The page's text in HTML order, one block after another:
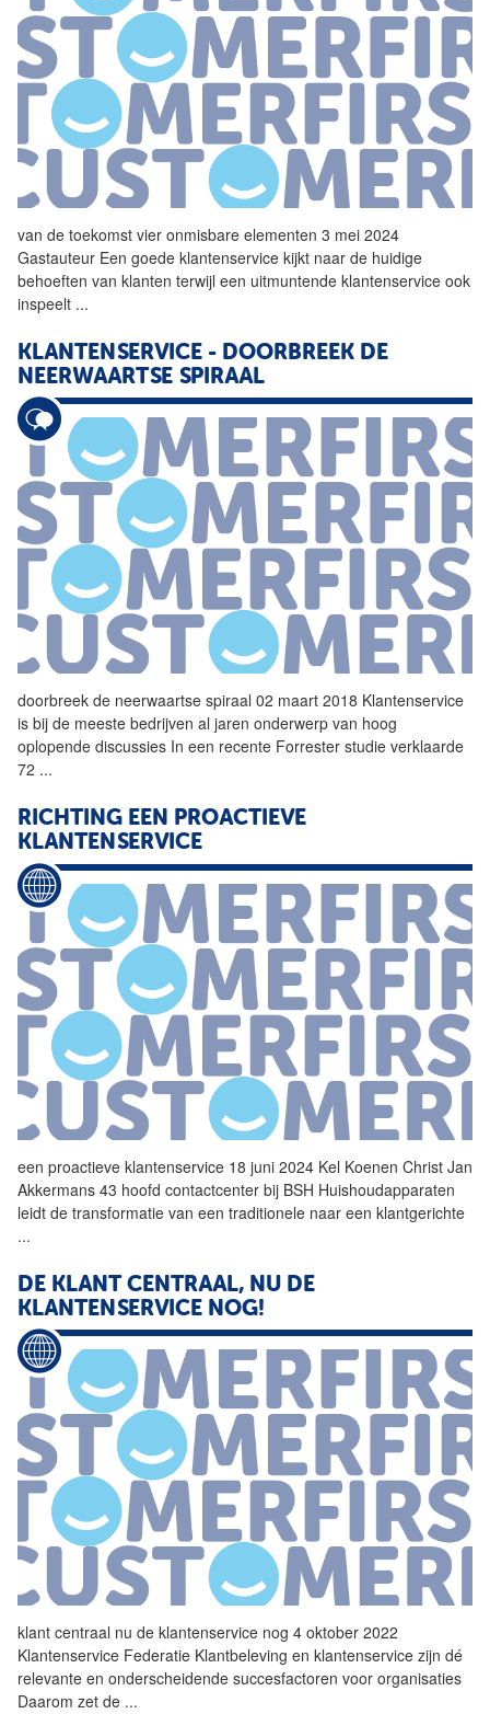
van de toekomst vier onmisbare elementen 3 mei 2024
Gastauteur Een goede klantenservice kijkt naar de huidige
behoeften van klanten terwijl een uitmuntende klantenservice ook
inspeelt ...
KLANTENSERVICE - DOORBREEK DE
NEERWAARTSE SPIRAAL
doorbreek de neerwaartse spiraal 02 maart 2018 Klantenservice
is bij de meeste bedrijven al jaren onderwerp van hoog
oplopende discussies In een recente Forrester studie verklaarde
72 ...
RICHTING EEN PROACTIEVE
KLANTENSERVICE
een proactieve klantenservice 18 juni 2024 Kel Koenen Christ Jan
Akkermans 43 hoofd contactcenter bij BSH Huishoudapparaten
leidt de transformatie van een traditionele naar een klantgerichte
...
DE KLANT CENTRAAL, NU DE
KLANTENSERVICE NOG!
klant centraal nu de klantenservice nog 4 oktober 2022
Klantenservice Federatie Klantbeleving en klantenservice zijn dé
relevante en onderscheidende succesfactoren voor organisaties
Daarom zet de ...